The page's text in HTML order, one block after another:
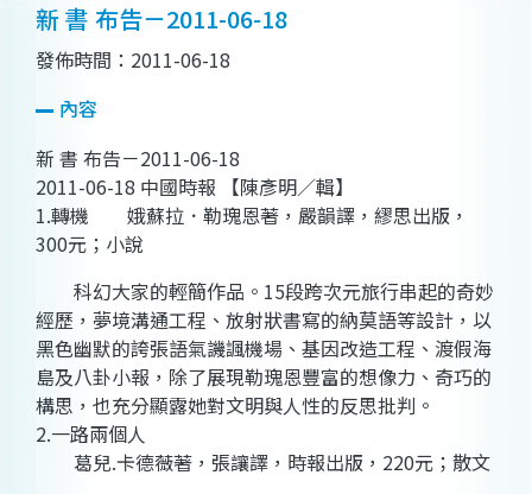
新 書 布告－2011-06-18
發佈時間：2011-06-18
內容
新 書 布告－2011-06-18
2011-06-18 中國時報 【陳彥明／輯】
1.轉機 娥蘇拉．勒瑰恩著，嚴韻譯，繆思出版，
300元；小說
科幻大家的輕簡作品。15段跨次元旅行串起的奇妙
經歷，夢境溝通工程、放射狀書寫的納莫語等設計，以
黑色幽默的誇張語氣譏諷機場、基因改造工程、渡假海
島及八卦小報，除了展現勒瑰恩豐富的想像力、奇巧的
構思，也充分顯露她對文明與人性的反思批判。
2.一路兩個人
葛兒.卡德薇著，張讓譯，時報出版，220元；散文